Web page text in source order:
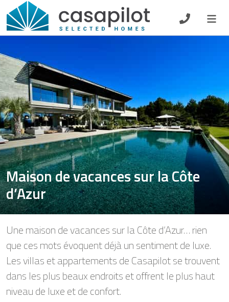
Petit-déjeuner
Chèque-cadeau
Propriétaire
Maison de vacances sur la Côte
d’Azur
Une maison de vacances sur la Côte d’Azur… rien
que ces mots évoquent déjà un sentiment de luxe.
Les villas et appartements de Casapilot se trouvent
dans les plus beaux endroits et offrent le plus haut
niveau de luxe et de confort.